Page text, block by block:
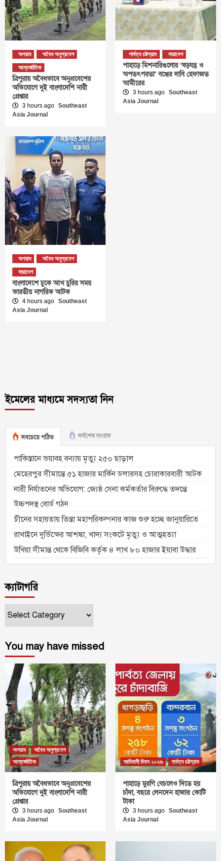
অপরাধ
অবৈধ অনুপ্রবেশ
আন্তর্জাতিক
ত্রিপুরায় অবৈধভাবে অনুপ্রবেশের
অভিযোগে দুই বাংলাদেশি নারী
গ্রেপ্তার
3 hours ago Southeast
Asia Journal
পার্বত্য চট্টগ্রাম সারাদেশ
পাহাড়ে মিশনারিগুলোর ‘ষড়যন্ত্র ও
অপতৎপরতা’ বন্ধের দাবি হেফাজত
আমীরের
3 hours ago Southeast
Asia Journal
অপরাধ
অবৈধ অনুপ্রবেশ
সারাদেশ
বাংলাদেশে ঢুকে আখ চুরির সময়
ভারতীয় নাগরিক আটক
4 hours ago Southeast
Asia Journal
ইমেলের মাধ্যমে সদস্যতা নিন
সবচেয়ে পঠিত সর্বশেষ সংবাদ
পাকিস্তানে ভয়াবহ বন্যায় মৃত্যু ২৫০ ছাড়াল
মেহেরপুর সীমান্তে ৫১ হাজার মার্কিন ডলারসহ চোরাকারবারী আটক
নারী নির্যাতনের অভিযোগ: জ্যেষ্ঠ সেনা কর্মকর্তার বিরুদ্ধে তদন্তে
উচ্চপদস্থ বোর্ড গঠন
চীনের সহায়তায় তিস্তা মহাপরিকল্পনার কাজ শুরু হচ্ছে জানুয়ারিতে
রাখাইনে দুর্ভিক্ষের আশঙ্কা, খাদ্য সংকটে মৃত্যু ও আত্মহত্যা
উখিয়া সীমান্ত থেকে বিজিবি কর্তৃক ৪ লাখ ৮০ হাজার ইয়াবা উদ্ধার
ক্যাটাগরি
ক্যাটাগরি
You may have missed
অপরাধ
অবৈধ অনুপ্রবেশ
আন্তর্জাতিক
ত্রিপুরায় অবৈধভাবে অনুপ্রবেশের
অভিযোগে দুই বাংলাদেশি নারী
গ্রেপ্তার
3 hours ago Southeast
Asia Journal
আদিবাসী দিবস ২০২৬ পার্বত্য চট্টগ্রাম
পাহাড়ে মুরগি বেচলেও দিতে হয়
চাঁদা, বছরে লেনদেন হাজার কোটি
টাকা
3 hours ago Southeast
Asia Journal